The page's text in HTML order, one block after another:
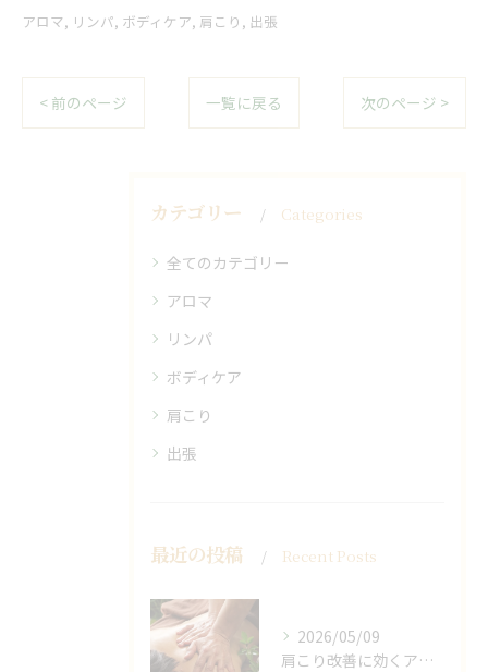
アロマ リンパ ボディケア 肩こり 出張
< 前のページ 一覧に戻る 次のページ >
カテゴリー Categories
全てのカテゴリー
アロマ
リンパ
ボディケア
肩こり
出張
最近の投稿 Recent Posts
2026/05/09
肩こり改善に効くアロマリンパの手技と効果